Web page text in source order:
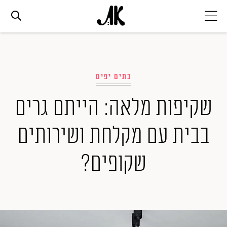
אופנה
ביוטי
סלבס
בתים יפים
שקיפות מלאה: הייתם גרים
בבית עם מקלחת ושירותים
שקופים?